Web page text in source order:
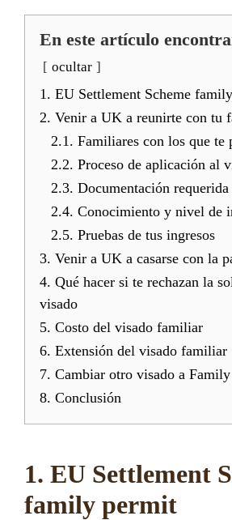
En este artículo
ocultar
1. EU Settlement Scheme
2. Venir a UK a reunirte con tu
2.1. Familiares con los que te
2.2. Proceso de aplicación al
2.3. Documentación requerida
2.4. Conocimiento y nivel de
2.5. Pruebas de tus ingresos
3. Venir a UK a casarse con la
4. Qué hacer si te rechazan la
visado
5. Costo del visado familiar
6. Extensión del visado familiar
7. Cambiar otro visado a
8. Conclusión
1. EU Settlement
family permit